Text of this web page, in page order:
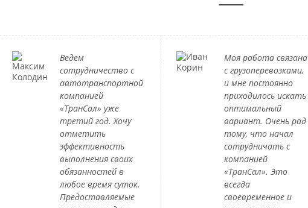
Ведем
сотрудничество с
автотранспортной
компанией
«ТранСал» уже
третий год. Хочу
отметить
эффективность
выполнения своих
обязанностей в
любое время суток.
Предоставляемые
Моя работа связана
с грузоперевозками,
и мне постоянно
приходилось искать
оптимальный
вариант. Очень рад
тому, что начал
сотрудничать с
компанией
«ТранСал». Это
всегда
своевременное и